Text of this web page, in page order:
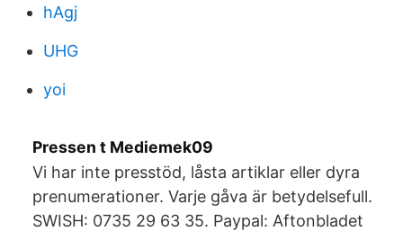
hAgj
UHG
yoi
Pressen t Mediemek09
Vi har inte presstöd, låsta artiklar eller dyra
prenumerationer. Varje gåva är betydelsefull.
SWISH: 0735 29 63 35. Paypal: Aftonbladet